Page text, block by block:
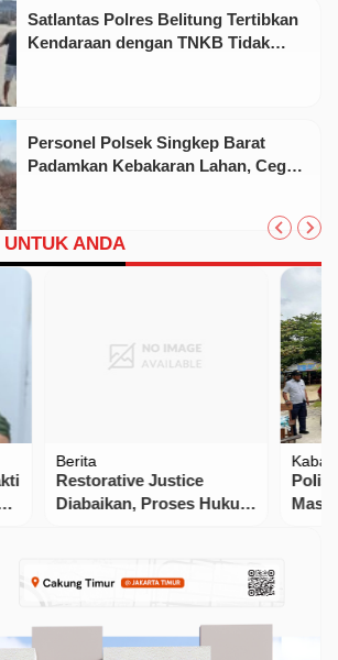
Satlantas Polres Belitung Tertibkan
Kendaraan dengan TNKB Tidak
Personel Polsek Singkep Barat
Padamkan Kebakaran Lahan, Cegah
ANDA
Hukum
Polisi Hadir Dekat
Masyarakat, Pospam
Humanis di Kawasan